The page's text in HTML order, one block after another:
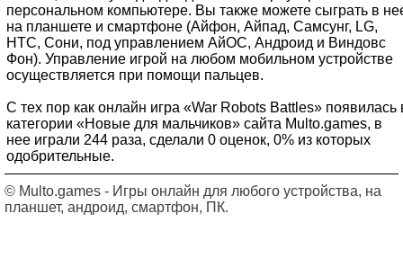
персональном компьютере. Вы также можете сыграть в
на планшете и смартфоне (Айфон, Айпад, Самсунг, LG,
HTC, Сони, под управлением АйОС, Андроид и Виндовс
Фон). Управление игрой на любом мобильном устройстве
осуществляется при помощи пальцев.
С тех пор как онлайн игра «War Robots Battles» появилась
категории «Новые для мальчиков» сайта Multo.games, в
нее играли 244 раза, сделали 0 оценок, 0% из которых
одобрительные.
© Multo.games - Игры онлайн для любого устройства, на
планшет, андроид, смартфон, ПК.